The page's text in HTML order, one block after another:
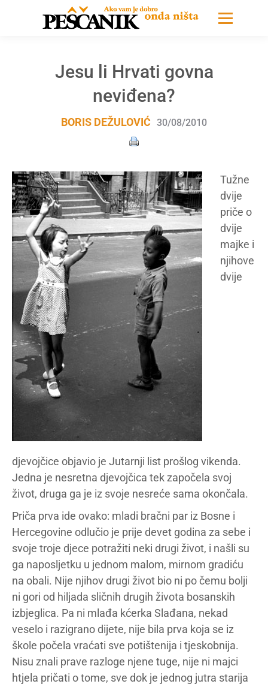
Jesu li Hrvati govna
neviđena?
BORIS DEŽULOVIĆ 30/08/2010
Tužne
dvije
priče o
dvije
majke i
njihove
dvije
djevojčice objavio je Jutarnji list prošlog vikenda.
Jedna je nesretna djevojčica tek započela svoj
život, druga ga je iz svoje nesreće sama okončala.
Priča prva ide ovako: mladi bračni par iz Bosne i
Hercegovine odlučio je prije devet godina za sebe i
svoje troje djece potražiti neki drugi život, i našli su
ga naposljetku u jednom malom, mirnom gradiću
na obali. Nije njihov drugi život bio ni po čemu bolji
ni gori od hiljada sličnih drugih života bosanskih
izbjeglica. Pa ni mlađa kćerka Slađana, nekad
veselo i razigrano dijete, nije bila prva koja se iz
škole počela vraćati sve potištenija i tjeskobnija.
Nisu znali prave razloge njene tuge, nije ni majci
htjela pričati o tome, sve dok je jednog jutra starija